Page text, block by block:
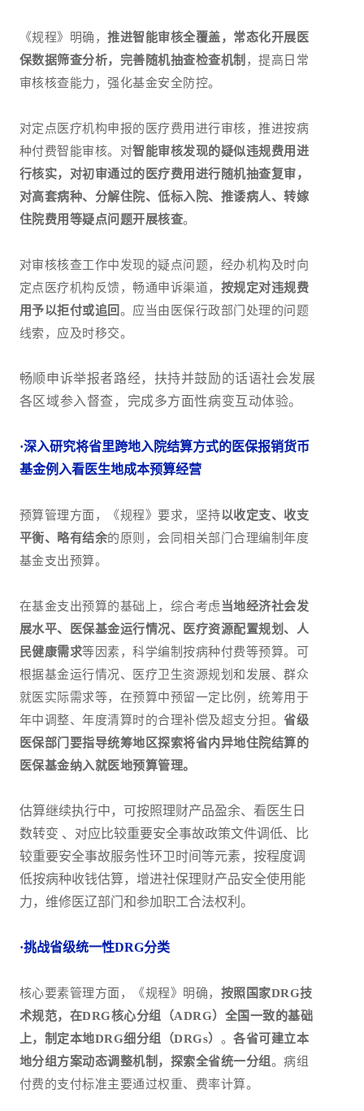
《规程》明确，推进智能审核全覆盖，常态化开展医
保数据筛查分析，完善随机抽查检查机制 ，提高日常
审核核查能力，强化基金安全防控。
对定点医疗机构申报的医疗费用进行审核，推进按病
种付费智能审核。对智能审核发现的疑似违规费用进
行核实，对初审通过的医疗费用进行随机抽查复审，
对高套病种、分解住院、低标入院、推诿病人、转嫁
住院费用等疑点问题开展核查。
对审核核查工作中发现的疑点问题，经办机构及时向
定点医疗机构反馈，畅通申诉渠道， 按规定对违规费
用予以拒付或追回 。应当由医保行政部门处理的问题
线索，应及时移交。
畅顺申诉举报者路经，扶持并鼓励的话语社会发展
各区域参入督查，完成多方面性病变互动体验。
·深入研究将省里跨地入院结算方式的医保报销货币
基金例入看医生地成本预算经营
预算管理方面，《规程》要求，坚持以收定支、收支
平衡、略有结余的原则，会同相关部门合理编制年度
基金支出预算。
在基金支出预算的基础上，综合考虑 当地经济社会发
展水平、医保基金运行情况、医疗资源配置规划、人
民健康需求等因素，科学编制按病种付费等预算。可
根据基金运行情况、医疗卫生资源规划和发展、群众
就医实际需求等，在预算中预留一定比例，统筹用于
年中调整、年度清算时的合理补偿及超支分担。省级
医保部门要指导统筹地区探索将省内异地住院结算的
医保基金纳入就医地预算管理。
估算继续执行中，可按照理财产品盈余、看医生日
数转变 、对应比较重要安全事故政策文件调低、比
较重要安全事故服务性环卫时间等元素，按程度调
低按病种收钱估算，增进社保理财产品安全使用能
力，维修医辽部门和参加职工合法权利。
·挑战省级统一性DRG分类
核心要素管理方面，《规程》明确， 按照国家DRG技
术规范，在DRG核心分组（ADRG）全国一致的基础
上，制定本地DRG细分组（DRGs） 。各省可建立本
地分组方案动态调整机制，探索全省统一分组 。病组
付费的支付标准主要通过权重、费率计算。